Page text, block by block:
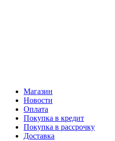
Магазин
Новости
Оплата
Покупка в кредит
Покупка в рассрочку
Доставка